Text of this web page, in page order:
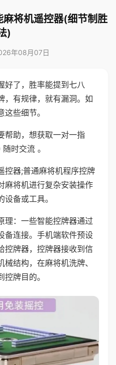
将机遥控器(细节制胜
)
年08月07日
好了，胜率能提到七八
，有规律，就有漏洞。如
些细节。
帮助，想获取一对一指
时交流 。
控器;普通麻将机程序控牌
麻将机进行复杂安装操作
备或工具。
理：一些智能控牌器通过
备连接。手机端软件预设
控牌器，控牌器接收到信
结构，在麻将机洗牌、
牌目的。